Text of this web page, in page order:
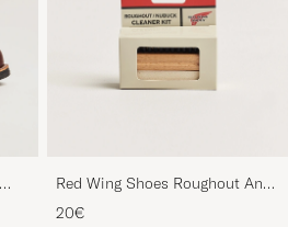
Red Wing Shoes Roughout And
Nubuck Cleaner Kit
20€